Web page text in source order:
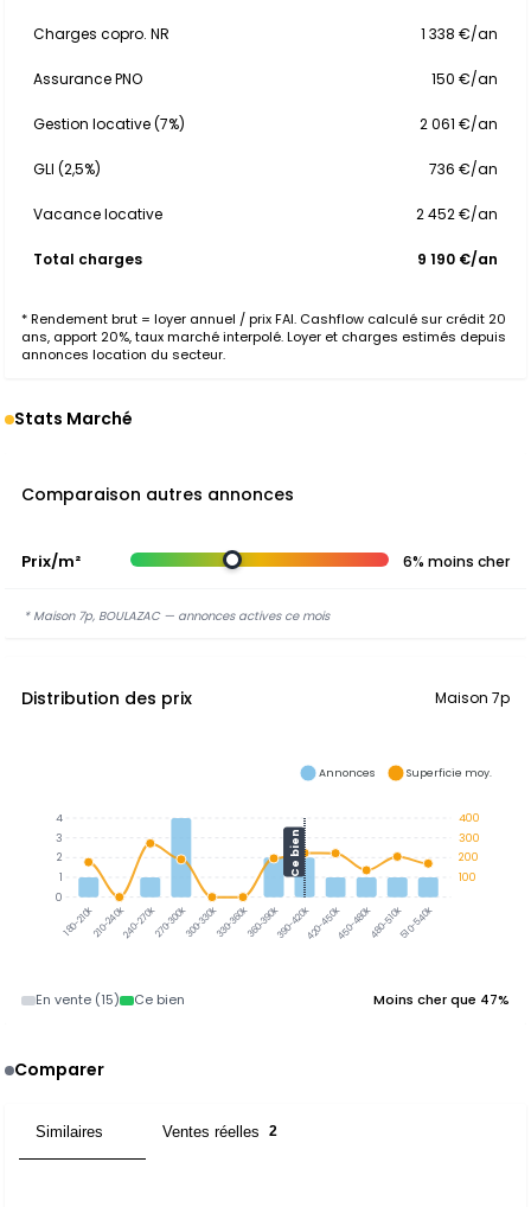
Charges copro. NR 1 338 €/an
Assurance PNO 150 €/an
Gestion locative (7%) 2 061 €/an
GLI (2,5%) 736 €/an
Vacance locative 2 452 €/an
Total charges 9 190 €/an
* Rendement brut = loyer annuel / prix FAI. Cashflow calculé sur crédit 20
ans, apport 20%, taux marché interpolé. Loyer et charges estimés depuis
annonces location du secteur.
Stats Marché
Comparaison autres annonces
Prix/m² 6% moins cher
* Maison 7p, BOULAZAC — annonces actives ce mois
Distribution des prix Maison 7p
180-210k210-240k240-270k270-300k300-330k330-360k360-390k390-420k420-450k450-480k480-510k510-540k
Ce bien
400
300
200
100
4
3
2
1
0
Annonces Superficie moy.
En vente (15) Ce bien Moins cher que 47%
Comparer
Similaires Ventes réelles 2